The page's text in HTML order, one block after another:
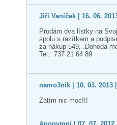
Jiří Vaníček | 16. 06.
Prodám dva lístky na
spolu s razítkem a
za nákup 549,-.Dohoda
Tel.: 737 21 64 89
namo3nik | 10. 03. 2013
Zatím nic moc!!!